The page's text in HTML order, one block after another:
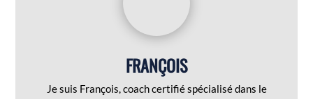
FRANÇOIS
Je suis François, coach certifié spécialisé dans le